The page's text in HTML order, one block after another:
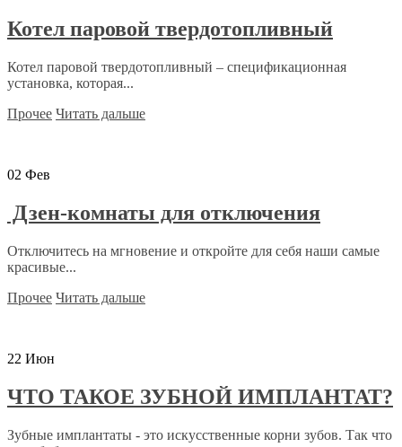
Котел паровой твердотопливный
Котел паровой твердотопливный – спецификационная
установка, которая...
Прочее Читать дальше
02 Фев
Дзен-комнаты для отключения
Отключитесь на мгновение и откройте для себя наши самые
красивые...
Прочее Читать дальше
22 Июн
ЧТО ТАКОЕ ЗУБНОЙ ИМПЛАНТАТ?
Зубные имплантаты - это искусственные корни зубов. Так что